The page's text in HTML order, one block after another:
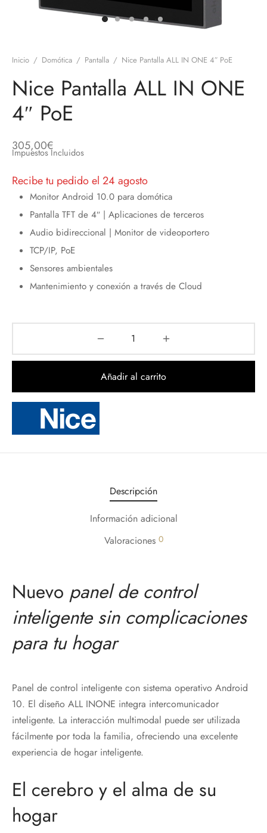
Inicio / Domótica / Pantalla / Nice Pantalla ALL IN ONE 4″ PoE
Nice Pantalla ALL IN ONE
4″ PoE
305,00€
Impuestos Incluidos
Recibe tu pedido el 24 agosto
Monitor Android 10.0 para domótica
Pantalla TFT de 4″ | Aplicaciones de terceros
Audio bidireccional | Monitor de videoportero
TCP/IP, PoE
Sensores ambientales
Mantenimiento y conexión a través de Cloud
Añadir al carrito
Descripción
Información adicional
Valoraciones 0
Nuevo panel de control
inteligente sin complicaciones
para tu hogar
Panel de control inteligente con sistema operativo Android
10. El diseño ALL INONE integra intercomunicador
inteligente. La interacción multimodal puede ser utilizada
fácilmente por toda la familia, ofreciendo una excelente
experiencia de hogar inteligente.
El cerebro y el alma de su
hogar
Equipos de Sonido
en Informática